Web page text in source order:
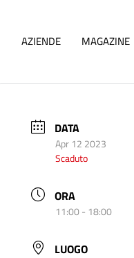
AZIENDE MAGAZINE
DATA
Apr 12 2023
Scaduto
ORA
11:00 - 18:00
LUOGO